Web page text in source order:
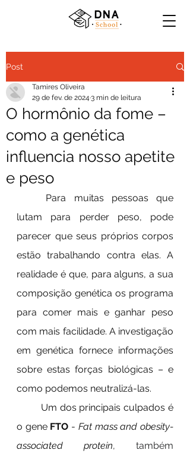
Post
O hormônio da fome –
como a genética
influencia nosso apetite
e peso
Tamires Oliveira
29 de fev. de 2024 3 min de leitura
lutam para perder peso, pode
parecer que seus próprios corpos
estão trabalhando contra elas. A
realidade é que, para alguns, a sua
composição genética os programa
para comer mais e ganhar peso
com mais facilidade. A investigação
em genética fornece informações
sobre estas forças biológicas – e
como podemos neutralizá-las.
o gene FTO - Fat mass and obesity-
associated protein, também